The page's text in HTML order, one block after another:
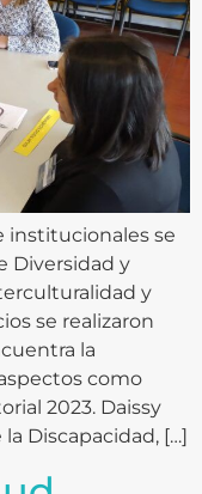
institucionales se
Diversidad y
y
se realizaron
la
como
2023. Daissy
Discapacidad, […]